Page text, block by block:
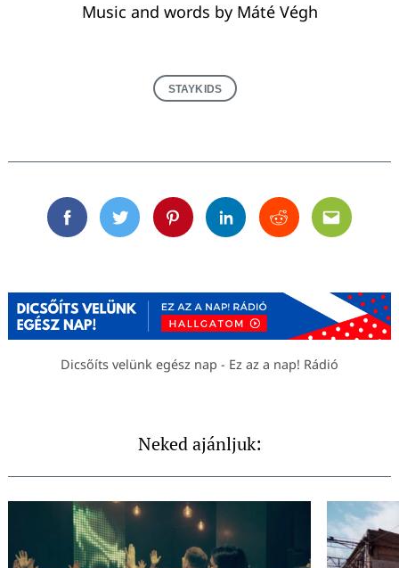
Music and words by Máté Végh
STAYKIDS
FacebookTwitterPinterestLinkedinRedditEmail
Dicsőíts velünk egész nap - Ez az a nap! Rádió
Neked ajánljuk: